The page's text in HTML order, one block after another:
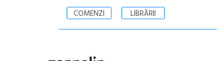
COMENZI
LIBRĂRII